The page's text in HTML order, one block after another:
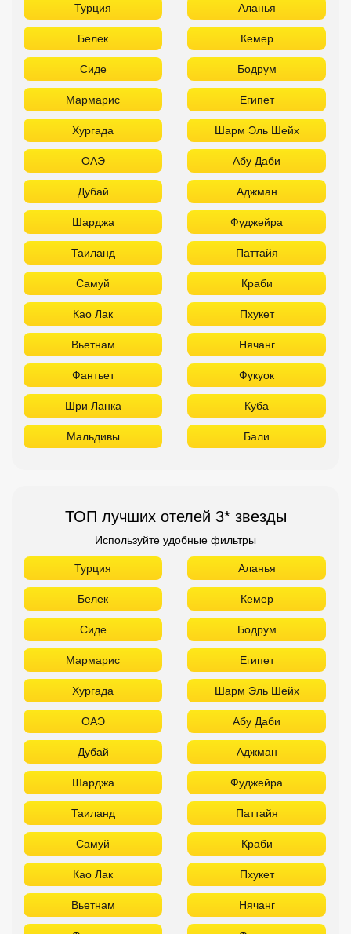
Турция Аланья
Белек Кемер
Сиде Бодрум
Мармарис Египет
Хургада Шарм Эль Шейх
ОАЭ Абу Даби
Дубай Аджман
Шарджа Фуджейра
Таиланд Паттайя
Самуй Краби
Као Лак Пхукет
Вьетнам Нячанг
Фантьет Фукуок
Шри Ланка Куба
Мальдивы Бали
ТОП лучших отелей 3* звезды
Используйте удобные фильтры
Турция Аланья
Белек Кемер
Сиде Бодрум
Мармарис Египет
Хургада Шарм Эль Шейх
ОАЭ Абу Даби
Дубай Аджман
Шарджа Фуджейра
Таиланд Паттайя
Самуй Краби
Као Лак Пхукет
Вьетнам Нячанг